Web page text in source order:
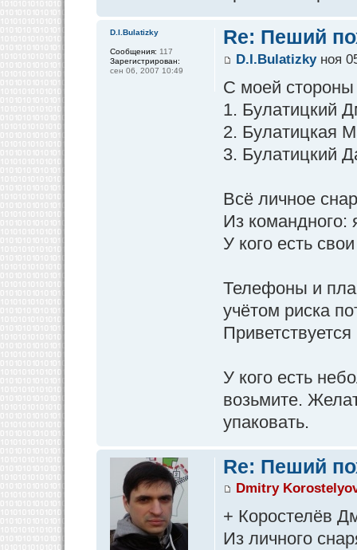
Re: Пеший
D.I.Bulatizkyноя
С моей стороны
1. Булатицкий
2. Булатицкая
3. Булатицкий
Всё личное
Из командного:
У кого есть
Телефоны и
учётом риска
У кого есть
возьмите.
упаковать.
D.I.Bulatizky
Сообщения: 117
Зарегистрирован:
сен 06, 2007 10:49
Re: Пеший
Dmitry
+ Коростелёв
Из личного